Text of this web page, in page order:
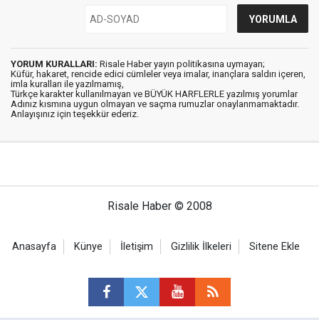
YORUM KURALLARI: Risale Haber yayın politikasına uymayan;
Küfür, hakaret, rencide edici cümleler veya imalar, inançlara saldırı içeren,
imla kuralları ile yazılmamış,
Türkçe karakter kullanılmayan ve BÜYÜK HARFLERLE yazılmış yorumlar
Adınız kısmına uygun olmayan ve saçma rumuzlar onaylanmamaktadır.
Anlayışınız için teşekkür ederiz.
Risale Haber © 2008
Anasayfa Künye İletişim Gizlilik İlkeleri Sitene Ekle